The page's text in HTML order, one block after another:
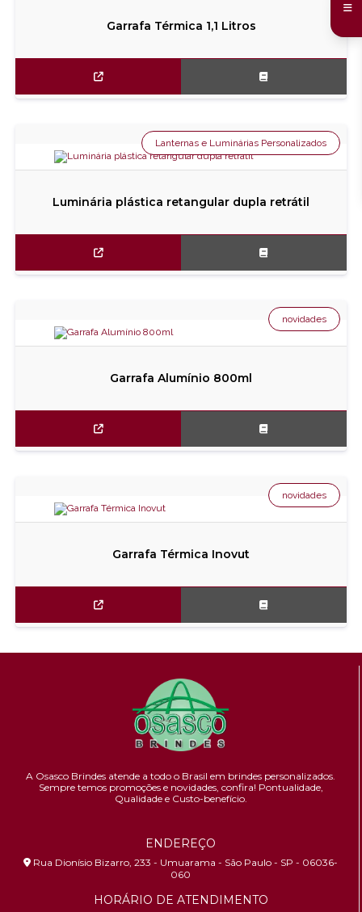
Garrafa Térmica 1,1 Litros
Luminária plástica retangular dupla retrátil
Lanternas e Luminárias Personalizados
Garrafa Alumínio 800ml
novidades
Garrafa Térmica Inovut
novidades
A Osasco Brindes atende a todo o Brasil em brindes personalizados.
Sempre temos promoções e novidades, confira! Pontualidade,
Qualidade e Custo-benefício.
ENDEREÇO
Rua Dionísio Bizarro, 233 - Umuarama - São Paulo - SP - 06036-
060
HORÁRIO DE ATENDIMENTO